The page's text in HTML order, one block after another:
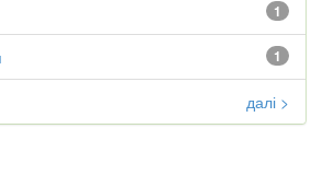
1
1
далі >